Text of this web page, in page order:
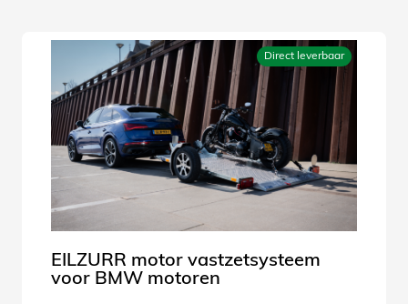
Direct leverbaar
EILZURR motor vastzetsysteem
voor BMW motoren